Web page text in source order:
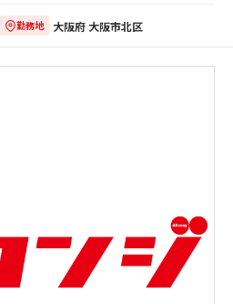
勤務地 大阪府 大阪市北区